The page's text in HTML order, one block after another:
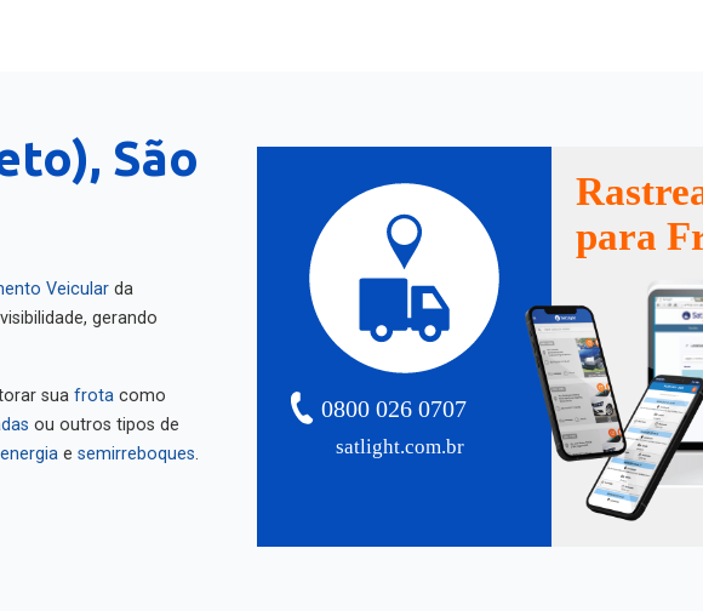
São
Veicular
da
gerando
sua frota
ou outros tipos de
semirreboques satlight.com.br
0800 026 0707
para